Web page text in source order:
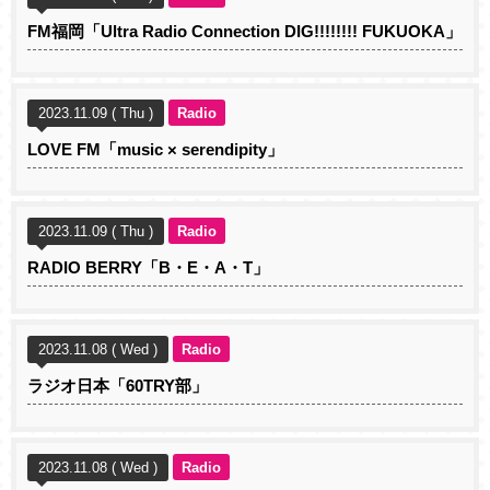
FM福岡「Ultra Radio Connection DIG!!!!!!!! FUKUOKA」
2023.11.09 ( Thu ) Radio
LOVE FM「music × serendipity」
2023.11.09 ( Thu ) Radio
RADIO BERRY「B・E・A・T」
2023.11.08 ( Wed ) Radio
ラジオ日本「60TRY部」
2023.11.08 ( Wed ) Radio